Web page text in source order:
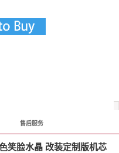
售后服务
笑脸水晶 改装定制版机芯